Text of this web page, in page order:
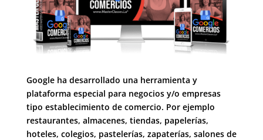
Google ha desarrollado una herramienta y
plataforma especial para negocios y/o empresas
tipo establecimiento de comercio. Por ejemplo
restaurantes, almacenes, tiendas, papelerías,
hoteles, colegios, pastelerías, zapaterías, salones de